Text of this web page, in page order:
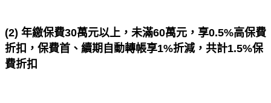
(2) 年繳保費30萬元以上，未滿60萬元，享0.5%高保費
折扣，保費首、續期自動轉帳享1%折減，共計1.5%保
費折扣